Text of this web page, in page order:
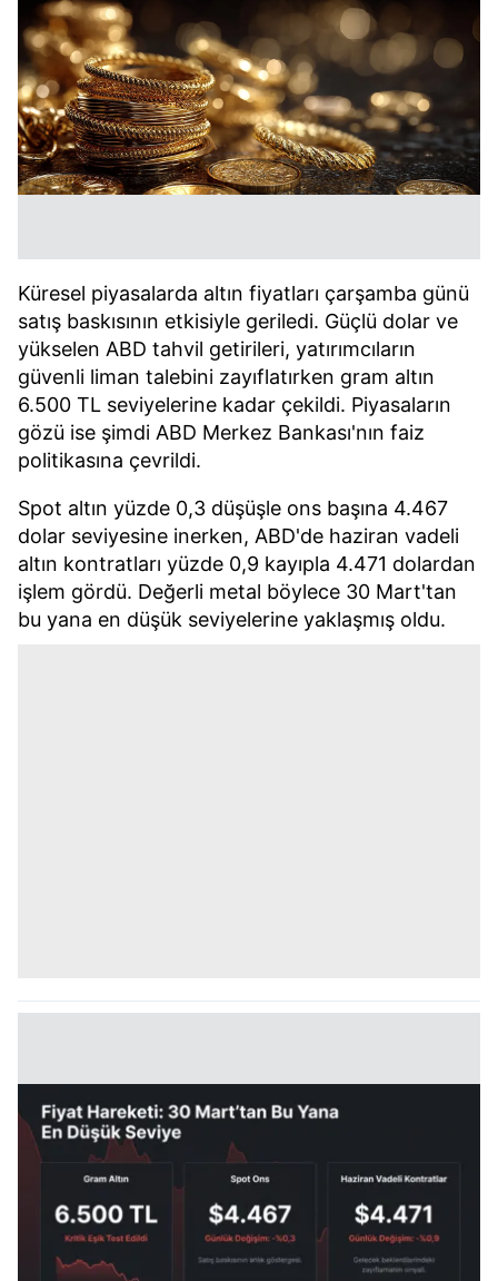
Küresel piyasalarda altın fiyatları çarşamba günü
satış baskısının etkisiyle geriledi. Güçlü dolar ve
yükselen ABD tahvil getirileri, yatırımcıların
güvenli liman talebini zayıflatırken gram altın
6.500 TL seviyelerine kadar çekildi. Piyasaların
gözü ise şimdi ABD Merkez Bankası'nın faiz
politikasına çevrildi.
Spot altın yüzde 0,3 düşüşle ons başına 4.467
dolar seviyesine inerken, ABD'de haziran vadeli
altın kontratları yüzde 0,9 kayıpla 4.471 dolardan
işlem gördü. Değerli metal böylece 30 Mart'tan
bu yana en düşük seviyelerine yaklaşmış oldu.